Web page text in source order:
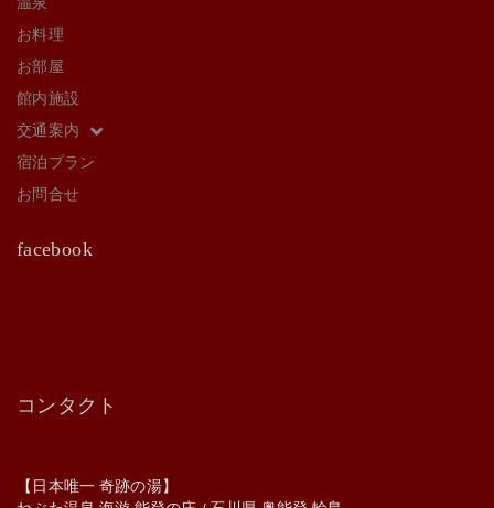
お料理
お部屋
館内施設
交通案内
宿泊プラン
お問合せ
facebook
コンタクト
【日本唯一 奇跡の湯】